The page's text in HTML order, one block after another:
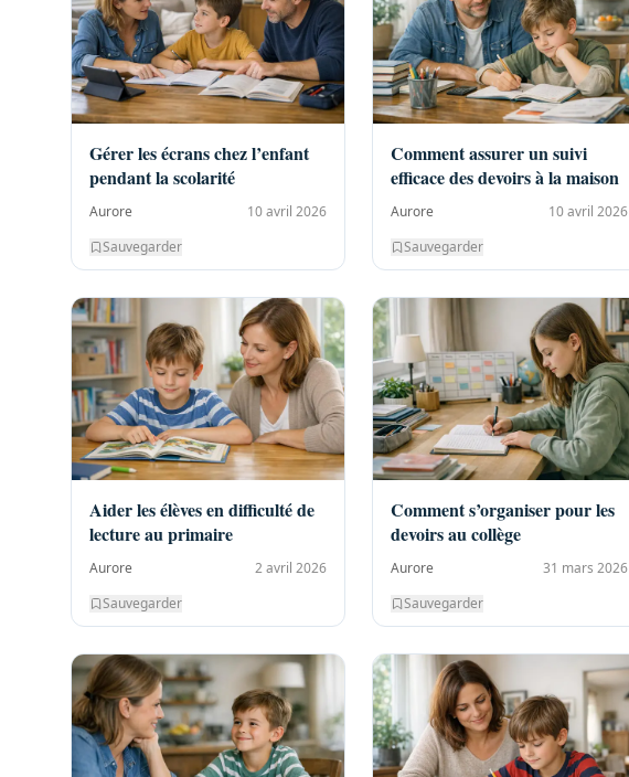
Gérer les écrans chez l’enfant
pendant la scolarité
Aurore
10 avril 2026
Sauvegarder
Comment assurer un suivi
efficace des devoirs à la maison
Aurore
10 avril 2026
Sauvegarder
Aider les élèves en difficulté de
lecture au primaire
Aurore
2 avril 2026
Sauvegarder
Comment s’organiser pour les
devoirs au collège
Aurore
31 mars 2026
Sauvegarder